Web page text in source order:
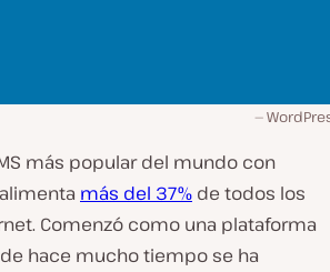
más popular del mundo con
más del 37% de todos los
Comenzó como una plataforma
hace mucho tiempo se ha